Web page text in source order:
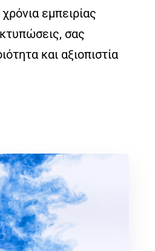
εμπειρίας
σας
και αξιοπιστία